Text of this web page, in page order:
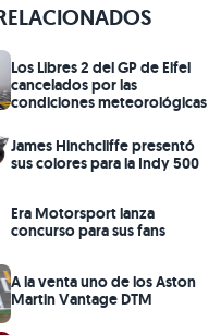
Los Libres 2 del GP de Eifel
cancelados por las
condiciones meteorológicas
James Hinchcliffe presentó
sus colores para la Indy 500
Era Motorsport lanza
concurso para sus fans
A la venta uno de los Aston
Martin Vantage DTM